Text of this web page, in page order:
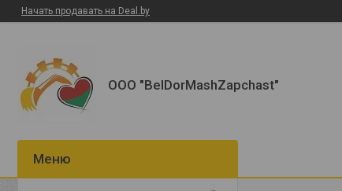
Начать продавать на Deal.by
ООО "BelDorMashZapchast"